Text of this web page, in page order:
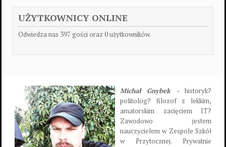
UŻYTKOWNICY ONLINE
Odwiedza nas 397 gości oraz 0 użytkowników.
Michał Gnybek - historyk?
politolog? filozof z lekkim,
amatorskim zacięciem IT?
Zawodowo jestem
nauczycielem w Zespole Szkół
w Przytocznej. Prywatnie